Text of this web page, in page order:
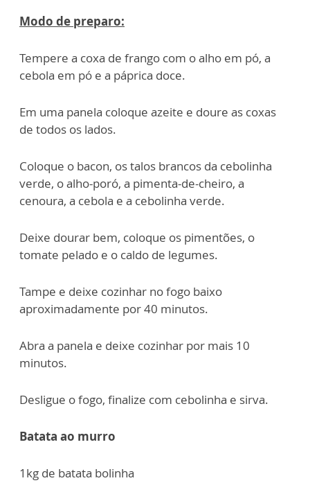
Modo de preparo:
Tempere a coxa de frango com o alho em pó, a
cebola em pó e a páprica doce.
Em uma panela coloque azeite e doure as coxas
de todos os lados.
Coloque o bacon, os talos brancos da cebolinha
verde, o alho-poró, a pimenta-de-cheiro, a
cenoura, a cebola e a cebolinha verde.
Deixe dourar bem, coloque os pimentões, o
tomate pelado e o caldo de legumes.
Tampe e deixe cozinhar no fogo baixo
aproximadamente por 40 minutos.
Abra a panela e deixe cozinhar por mais 10
minutos.
Desligue o fogo, finalize com cebolinha e sirva.
Batata ao murro
1kg de batata bolinha